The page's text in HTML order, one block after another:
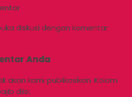
diskusi dengan komentar
Anda
akan kami publikasikan. Kolom
diisi.